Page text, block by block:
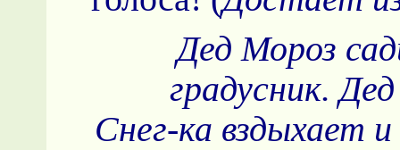
Дед Мороз
градусник.
Снег-ка вздыхает